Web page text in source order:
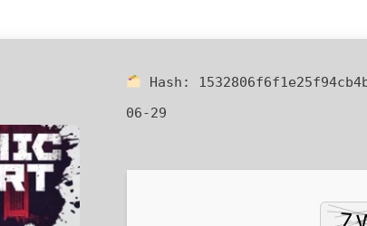
Hash:
06-29